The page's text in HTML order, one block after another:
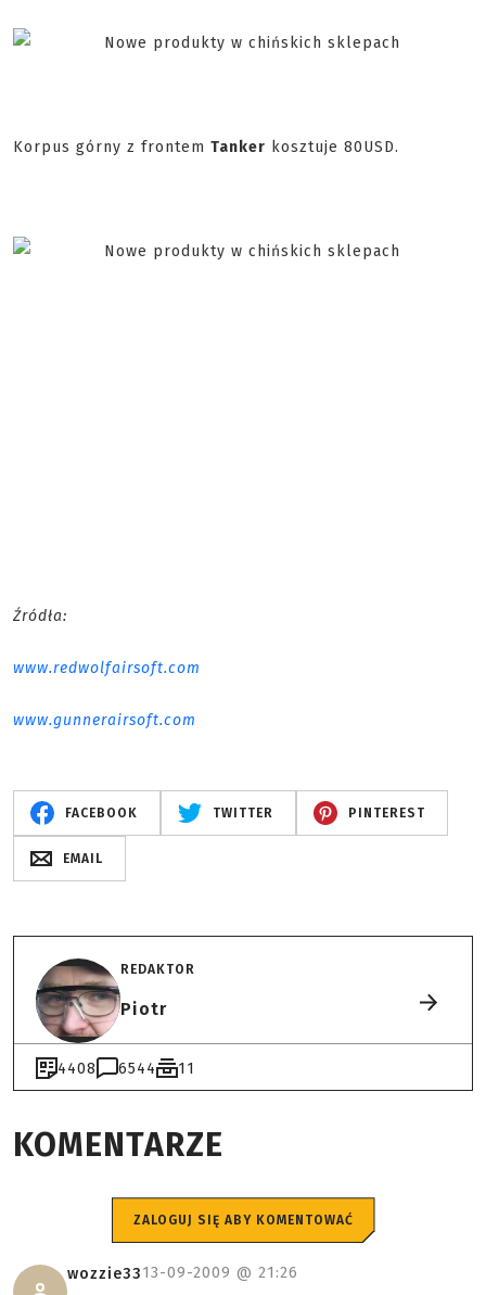
Korpus górny z frontem Tanker kosztuje 80USD.
Źródła:
www.redwolfairsoft.com
www.gunnerairsoft.com
FACEBOOK TWITTER PINTEREST
EMAIL
REDAKTOR
Piotr
4408 6544 11
KOMENTARZE
ZALOGUJ SIĘ ABY KOMENTOWAĆ
wozzie3313-09-2009 @ 21:26